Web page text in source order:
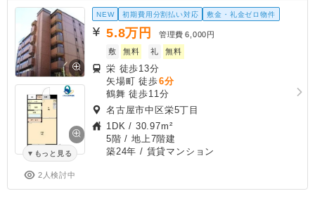
もっと見る
2人検討中
NEW 初期費用分割払い対応 敷金・礼金ゼロ物件
5.8万円 管理費 6,000円
敷
無料 礼 無料
栄 徒歩13分
矢場町 徒歩6分
鶴舞 徒歩11分
名古屋市中区栄5丁目
1DK / 30.97m²
5階 / 地上7階建
築24年 / 賃貸マンション